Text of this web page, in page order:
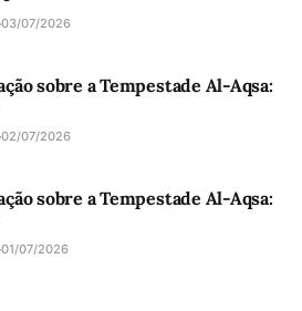
03/07/2026
sobre a Tempestade Al-Aqsa:
02/07/2026
sobre a Tempestade Al-Aqsa:
01/07/2026